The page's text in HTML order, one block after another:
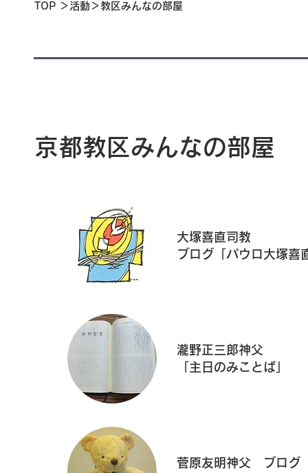
​TOP ＞ 活動 ＞教区みんなの部屋
​京都教区みんなの部屋
大塚喜直司教
ブログ「パウロ大塚喜
瀧野正三郎神父
「主日のみことば」
菅原友明神父 ブログ